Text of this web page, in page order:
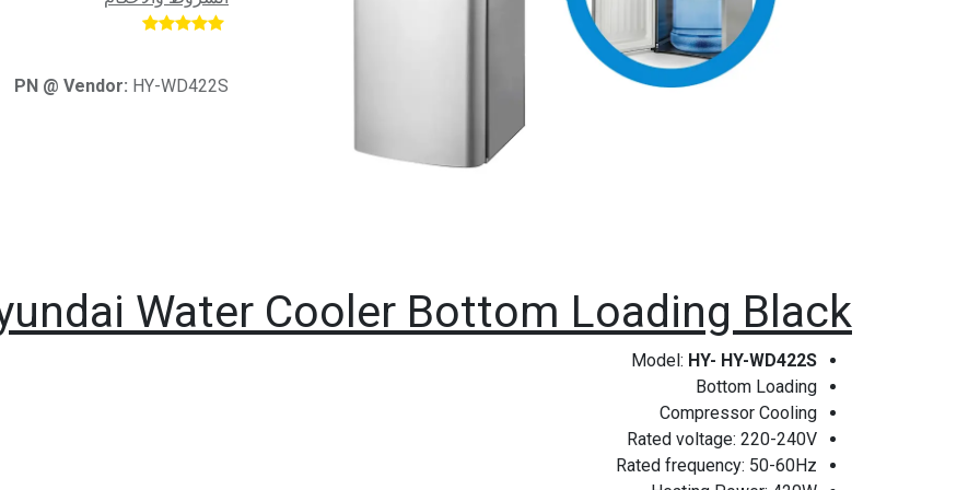
PN @ Vendor: HY-WD422S
Water Cooler Bottom Loading Black
Model: HY- HY-WD422S
Bottom Loading
Compressor Cooling
Rated voltage: 220-240V
Rated frequency: 50-60Hz